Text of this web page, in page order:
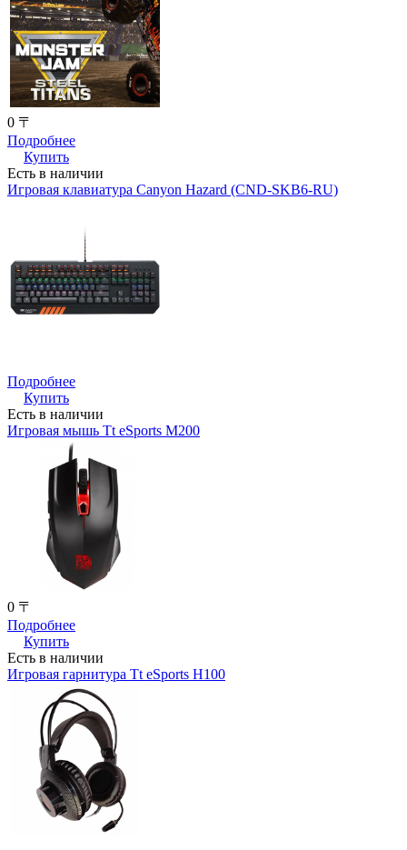
0 〒
Подробнее
Купить
Есть в наличии
Игровая клавиатура Canyon Hazard (CND-SKB6-RU)
Подробнее
Купить
Есть в наличии
Игровая мышь Tt eSports M200
0 〒
Подробнее
Купить
Есть в наличии
Игровая гарнитура Tt eSports H100